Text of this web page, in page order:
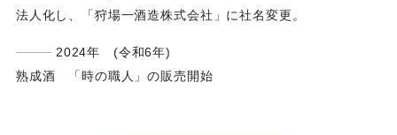
法人化し、「狩場一酒造株式会社」に社名変更。
2024年 (令和6年)
熟成酒 「時の職人」の販売開始